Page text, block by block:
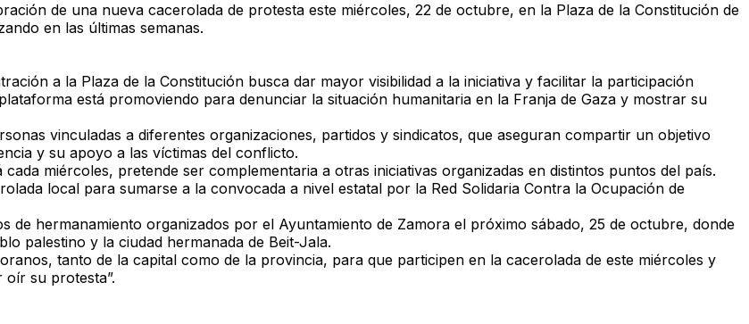
de una nueva cacerolada de protesta este miércoles, 22 de octubre, en la Plaza de la Constitución de
en las últimas semanas.
a la Plaza de la Constitución busca dar mayor visibilidad a la iniciativa y facilitar la participación
está promoviendo para denunciar la situación humanitaria en la Franja de Gaza y mostrar su
vinculadas a diferentes organizaciones, partidos y sindicatos, que aseguran compartir un objetivo
y su apoyo a las víctimas del conflicto.
cada miércoles, pretende ser complementaria a otras iniciativas organizadas en distintos puntos del país.
local para sumarse a la convocada a nivel estatal por la Red Solidaria Contra la Ocupación de
de hermanamiento organizados por el Ayuntamiento de Zamora el próximo sábado, 25 de octubre, donde
palestino y la ciudad hermanada de Beit-Jala.
tanto de la capital como de la provincia, para que participen en la cacerolada de este miércoles y
oír su protesta”.